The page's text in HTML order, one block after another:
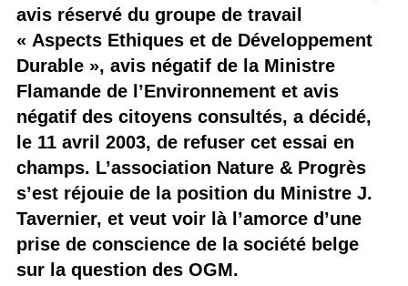
avis réservé du groupe de travail
« Aspects Ethiques et de Développement
Durable », avis négatif de la Ministre
Flamande de l’Environnement et avis
négatif des citoyens consultés, a décidé,
le 11 avril 2003, de refuser cet essai en
champs. L’association Nature & Progrès
s’est réjouie de la position du Ministre J.
Tavernier, et veut voir là l’amorce d’une
prise de conscience de la société belge
sur la question des OGM.